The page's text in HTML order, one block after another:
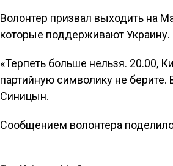
Волонтер призвал выходить на
которые поддерживают Украину.
«Терпеть больше нельзя. 20.00,
партийную символику не
Синицын.
Сообщением волонтера